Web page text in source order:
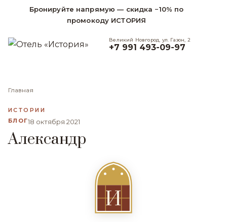
Бронируйте напрямую — скидка −10% по
промокоду ИСТОРИЯ
Великий Новгород, ул. Газон, 2
+7 991 493-09-97
Главная
ИСТОРИИ
БЛОГ18 октября 2021
Александр
И